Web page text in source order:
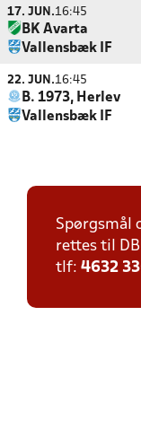
17. JUN.16:45
BK Avarta
Vallensbæk IF
22. JUN.16:45
B. 1973, Herlev
Vallensbæk IF
Spørgsmål
rettes til
tlf: 4632